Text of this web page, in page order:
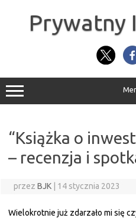
Prywatny
“Książka o
– recenzja i
przez BJK 14 stycznia 2023
Wielokrotnie już zdarzało mi się